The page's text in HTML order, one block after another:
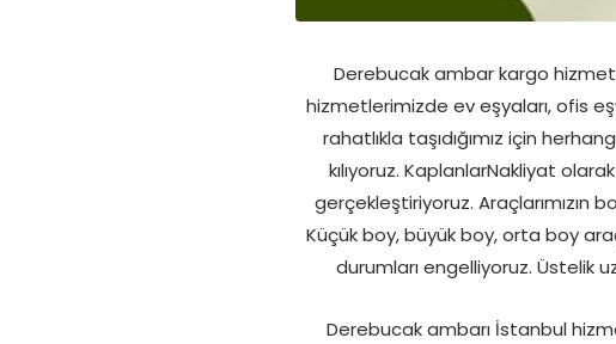
Derebucak ambar kargo
hizmetlerimizde ev eşyaları, ofis
rahatlıkla taşıdığımız için
kılıyoruz. KaplanlarNakliyat
gerçekleştiriyoruz. Araçlarımızın
Küçük boy, büyük boy, orta boy
durumları engelliyoruz. Üstelik
Derebucak ambarı İstanbul